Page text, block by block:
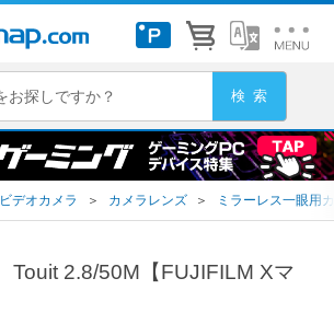
デオカメラ ＞ カメラレンズ ＞ ミラーレス一眼用
2.8/50M【FUJIFILM Xマ